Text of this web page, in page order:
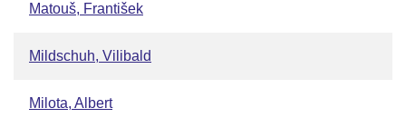
Matouš, František
Mildschuh, Vilibald
Milota, Albert